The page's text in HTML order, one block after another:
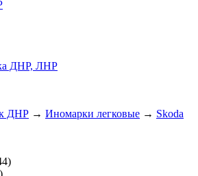
ДНР, ЛНР
ДНР → Иномарки легковые → Skoda